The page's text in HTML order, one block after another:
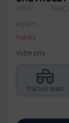
V0177
–
PDSF*
Rabais
Votre prix
Traction avant